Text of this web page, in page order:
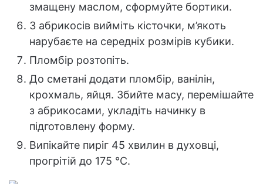
змащену маслом, сформуйте бортики.
З абрикосів вийміть кісточки, м’якоть
нарубаєте на середніх розмірів кубики.
Пломбір розтопіть.
До сметані додати пломбір, ванілін,
крохмаль, яйця. Збийте масу, перемішайте
з абрикосами, укладіть начинку в
підготовлену форму.
Випікайте пиріг 45 хвилин в духовці,
прогрітій до 175 °С.